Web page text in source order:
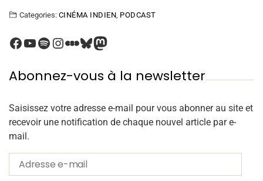
Categories: CINÉMA INDIEN PODCAST
Abonnez-vous à la newsletter
Saisissez votre adresse e-mail pour vous abonner au site et
recevoir une notification de chaque nouvel article par e-
mail.